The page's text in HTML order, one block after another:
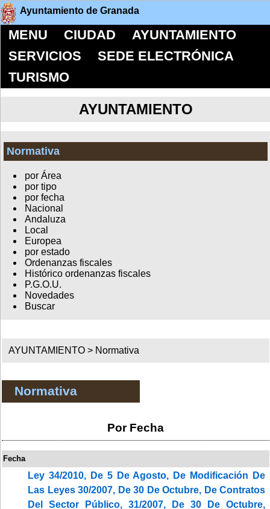
Ayuntamiento de Granada
MENU CIUDAD
AYUNTAMIENTO
SERVICIOS
SEDE ELECTRÓNICA
TURISMO
AYUNTAMIENTO
Normativa
por Área
por tipo
por fecha
Nacional
Andaluza
Local
Europea
por estado
Ordenanzas fiscales
Histórico ordenanzas fiscales
P.G.O.U.
Novedades
Buscar
AYUNTAMIENTO > Normativa
Normativa
Por Fecha
Fecha
Ley 34/2010, De 5 De Agosto, De Modificación De
Las Leyes 30/2007, De 30 De Octubre, De Contratos
Del Sector Público, 31/2007, De 30 De Octubre,